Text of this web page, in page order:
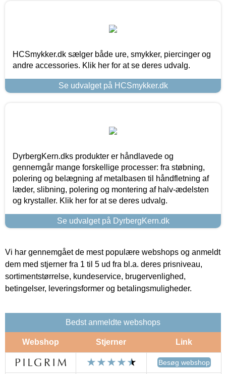
HCSmykker.dk sælger både ure, smykker, piercinger og
andre accessories. Klik her for at se deres udvalg.
Se udvalget på HCSmykker.dk
DyrbergKern.dks produkter er håndlavede og
gennemgår mange forskellige processer: fra støbning,
polering og belægning af metalbasen til håndfletning af
læder, slibning, polering og montering af halv-ædelsten
og krystaller. Klik her for at se deres udvalg.
Se udvalget på DyrbergKern.dk
Vi har gennemgået de mest populære webshops og anmeldt
dem med stjerner fra 1 til 5 ud fra bl.a. deres prisniveau,
sortimentstørrelse, kundeservice, brugervenlighed,
betingelser, leveringsformer og betalingsmuligheder.
Bedst anmeldte webshops
Webshop Stjerner Link
Besøg webshop